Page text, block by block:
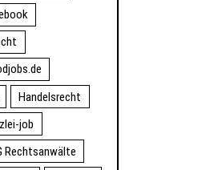
Handelsrecht
job
Rechtsanwälte